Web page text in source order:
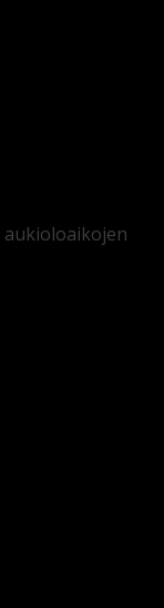
aukioloaikojen